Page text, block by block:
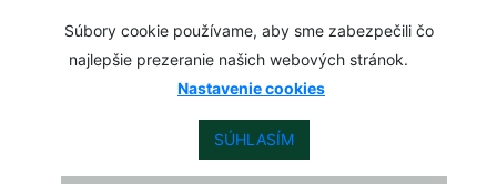
Súbory cookie používame, aby sme zabezpečili čo
najlepšie prezeranie našich webových stránok.
Nastavenie cookies
SÚHLASÍM